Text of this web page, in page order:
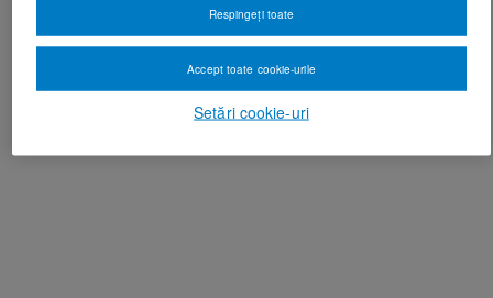
Setări cookie-uri
Respingeți toate
Accept toate cookie-urile